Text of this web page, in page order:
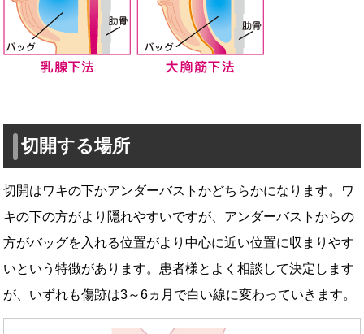
切開する場所
切開はワキの下かアンダーバストかどちらかになります。ワ
キの下の方がより隠れやすいですが、アンダーバストからの
方がバッグを入れる位置がより中心に近い位置に収まりやす
いという特徴があります。患者様とよく相談して決定します
が、いずれも傷跡は3～6ヵ月で白い線に変わっていきます。